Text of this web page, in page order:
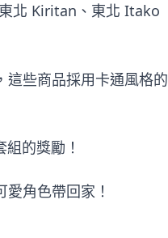
北 Kiritan、東北 Itako
這些商品採用卡通風格的
的獎勵！
角色帶回家！